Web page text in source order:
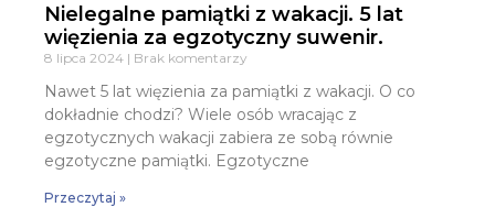
Nielegalne pamiątki z wakacji. 5 lat
więzienia za egzotyczny suwenir.
8 lipca 2024 Brak komentarzy
Nawet 5 lat więzienia za pamiątki z wakacji. O co
dokładnie chodzi? Wiele osób wracając z
egzotycznych wakacji zabiera ze sobą równie
egzotyczne pamiątki. Egzotyczne
Przeczytaj »